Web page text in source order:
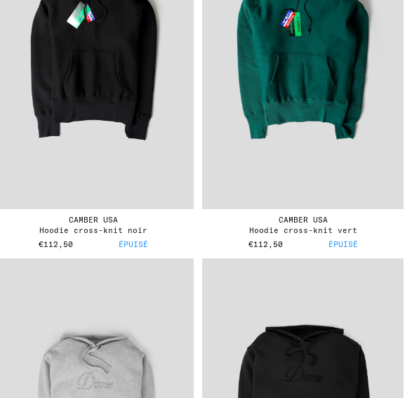
CAMBER USA
hoodie cross-knit noir
€112,50
ÉPUISÉ
CAMBER USA
hoodie cross-knit vert
€112,50
ÉPUISÉ